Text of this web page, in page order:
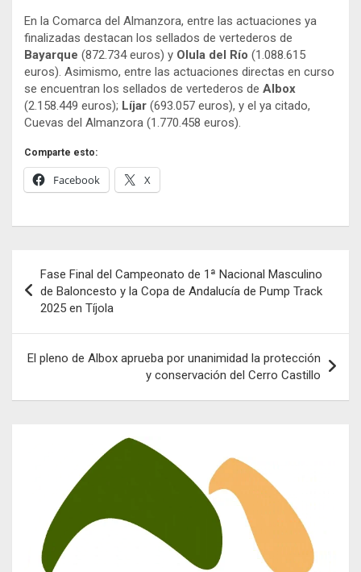
En la Comarca del Almanzora, entre las actuaciones ya
finalizadas destacan los sellados de vertederos de
Bayarque (872.734 euros) y Olula del Río (1.088.615
euros). Asimismo, entre las actuaciones directas en curso
se encuentran los sellados de vertederos de Albox
(2.158.449 euros); Líjar (693.057 euros), y el ya citado,
Cuevas del Almanzora (1.770.458 euros).
Comparte esto:
Facebook X
de
entradas
Fase Final del Campeonato de 1ª Nacional Masculino
de Baloncesto y la Copa de Andalucía de Pump Track
2025 en Tíjola
El pleno de Albox aprueba por unanimidad la protección
y conservación del Cerro Castillo